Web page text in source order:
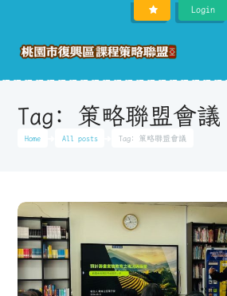
Login
Home All posts Tag: 策略聯盟會議
Tag: 策略聯盟會議